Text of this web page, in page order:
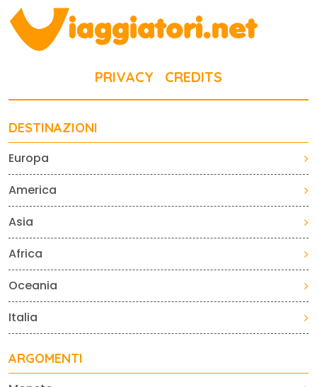
PRIVACY CREDITS
DESTINAZIONI
Europa
America
Asia
Africa
Oceania
Italia
ARGOMENTI